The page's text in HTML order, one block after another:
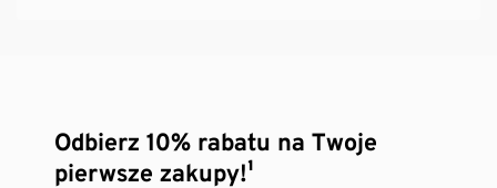
Odbierz 10% rabatu na Twoje
pierwsze zakupy!¹